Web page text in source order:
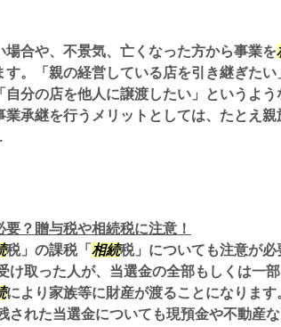
合や、不景気、亡くなった方から事業を
。「親の経営している店を引き継ぎたい
自分の店を他人に譲渡したい」というよう
承継を行うメリットとしては、たとえ親
？贈与税や相続税に注意！
税」の課税「 相続税」についても注意が必
け取った人が、当選金の全部もしくは一
により家族等に財産が渡ることになります
された当選金についても現預金や不動産